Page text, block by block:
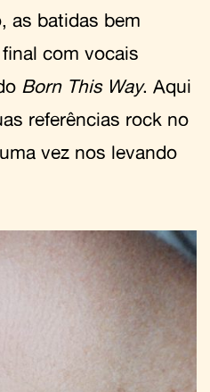
as batidas bem
com vocais
Born This Way. Aqui
referências rock no
vez nos levando